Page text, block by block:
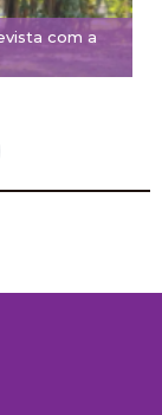
com a